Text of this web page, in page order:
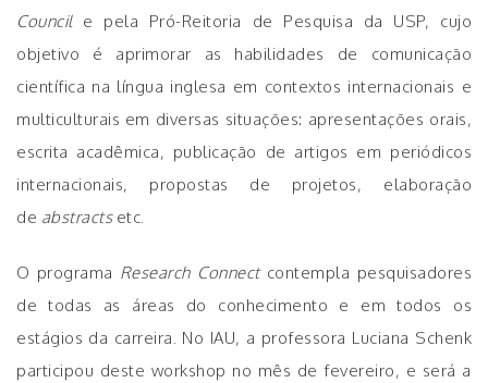
Councile pela Pró-Reitoria de Pesquisa da USP, cujo
objetivo é aprimorar as habilidades de comunicação
científica na língua inglesa em contextos internacionais e
multiculturais em diversas situações: apresentações orais,
escrita acadêmica, publicação de artigos em periódicos
internacionais, propostas de projetos, elaboração
de abstractsetc.
O programa Research Connectcontempla pesquisadores
de todas as áreas do conhecimento e em todos os
estágios da carreira. No IAU, a professora Luciana Schenk
participou deste workshop no mês de fevereiro, e será a